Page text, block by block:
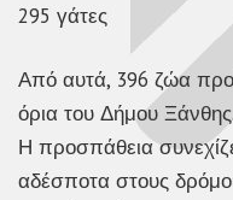
295 γάτες
Από αυτά, 396 ζώα
όρια του Δήμου Ξάνθης.
Η προσπάθεια
αδέσποτα στους